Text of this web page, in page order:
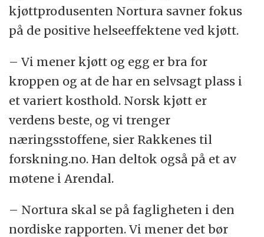
kjøttprodusenten Nortura savner fokus
på de positive helseeffektene ved kjøtt.
– Vi mener kjøtt og egg er bra for
kroppen og at de har en selvsagt plass i
et variert kosthold. Norsk kjøtt er
verdens beste, og vi trenger
næringsstoffene, sier Rakkenes til
forskning.no. Han deltok også på et av
møtene i Arendal.
– Nortura skal se på fagligheten i den
nordiske rapporten. Vi mener det bør